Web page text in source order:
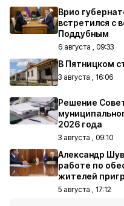
Врио
встретился с
Поддубным
6 августа , 09:33
В Пятницком
3 августа , 16:06
Решение
2026 года
3 августа , 09:10
Александр
работе по
жителей
5 августа , 17:12